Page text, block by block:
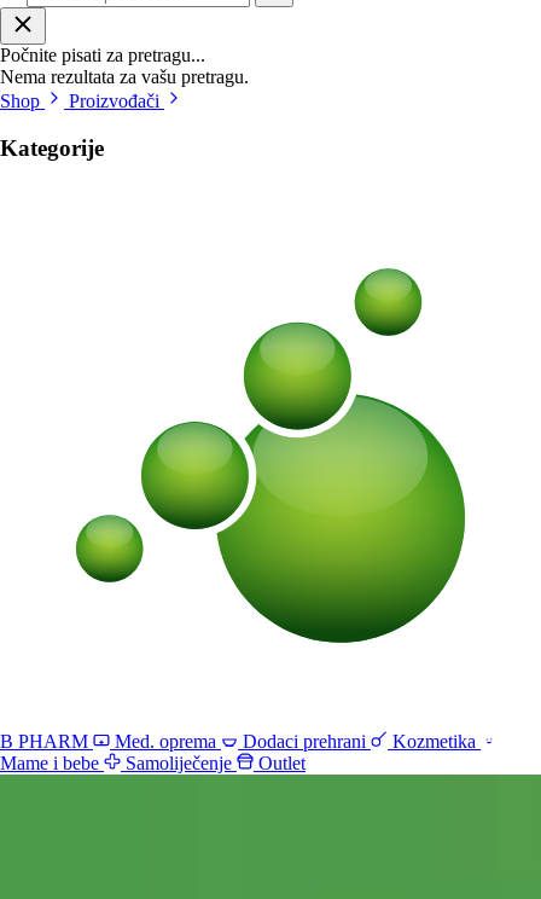
Počnite pisati za pretragu...
Nema rezultata za vašu pretragu.
Shop
Proizvođači
Kategorije
B PHARM Med. oprema Dodaci prehrani
Kozmetika
Mame i bebe
Samoliječenje Outlet